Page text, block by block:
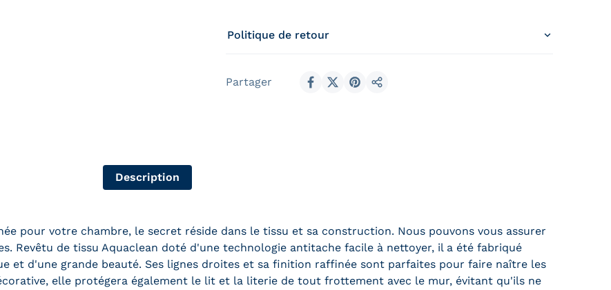
Politique de retour
Partager
Partager sur Facebook
Partager sur X
Épingler sur Pinterest
Partager
Description
pour votre chambre, le secret réside dans le tissu et sa construction. Nous pouvons vous assurer
Revêtu de tissu Aquaclean doté d'une technologie antitache facile à nettoyer, il a été fabriqué
et d'une grande beauté. Ses lignes droites et sa finition raffinée sont parfaites pour faire naître les
elle protégera également le lit et la literie de tout frottement avec le mur, évitant qu'ils ne